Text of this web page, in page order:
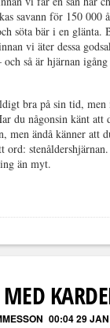
savann för 150 000
söta bär i en glänta.
vi äter dessa
så är hjärnan igång
bra på sin tid,
du någonsin känt
men ändå känner att
ord:
än myt.
00:04 29